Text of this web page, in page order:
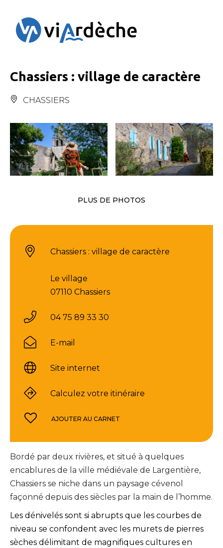
Chassiers : village de caractère
CHASSIERS
PLUS DE PHOTOS
Bordé par deux rivières, et situé à quelques
encablures de la ville médiévale de Largentière,
Chassiers se niche dans un paysage cévenol
façonné depuis des siècles par la main de l’homme.
Les dénivelés sont si abrupts que les courbes de
niveau se confondent avec les murets de pierres
sèches délimitant de magnifiques cultures en
Chassiers : village de caractère
Le village
07110 Chassiers
04 75 89 33 30
E-mail
Site internet
Calculez votre itinéraire
AJOUTER AU CARNET